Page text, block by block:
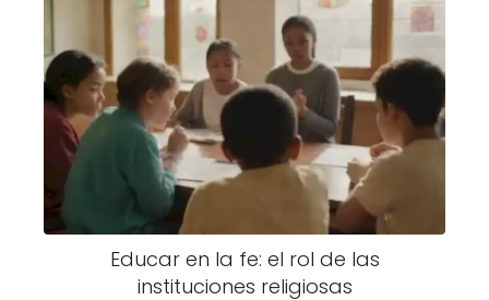
Educar en la fe: el rol de las
instituciones religiosas